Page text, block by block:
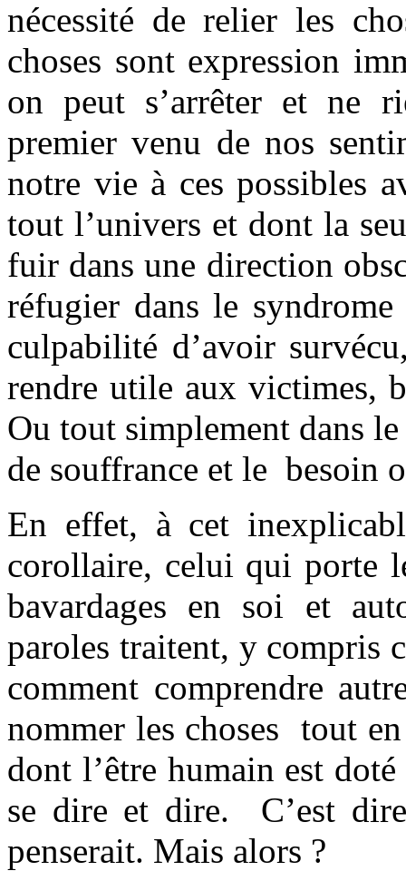
nécessité de relier les
choses sont expression
on peut s’arrêter et ne
premier venu de nos
notre vie à ces possibles
tout l’univers et dont la
fuir dans une direction
réfugier dans le
culpabilité d’avoir
rendre utile aux victimes,
Ou tout simplement dans
de souffrance et le besoin
En effet, à cet
corollaire, celui qui porte
bavardages en soi et
paroles traitent, y compris
comment comprendre
nommer les choses tout
dont l’être humain est
se dire et dire. C’est
penserait. Mais alors ?